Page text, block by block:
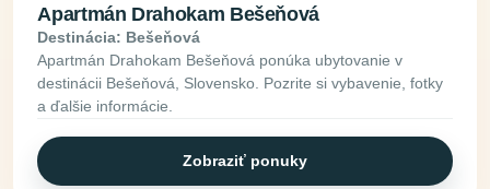
Apartmán Drahokam Bešeňová
Destinácia: Bešeňová
Apartmán Drahokam Bešeňová ponúka ubytovanie v
destinácii Bešeňová, Slovensko. Pozrite si vybavenie, fotky
a ďalšie informácie.
Zobraziť ponuky